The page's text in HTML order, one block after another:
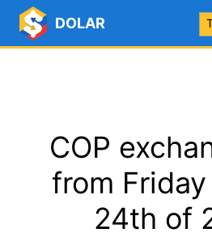
DOLAR
COP
from
24th of